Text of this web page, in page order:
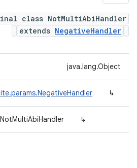
class NotMultiAbiHandler
extends NegativeHandler
java.lang.Object
↳
↳